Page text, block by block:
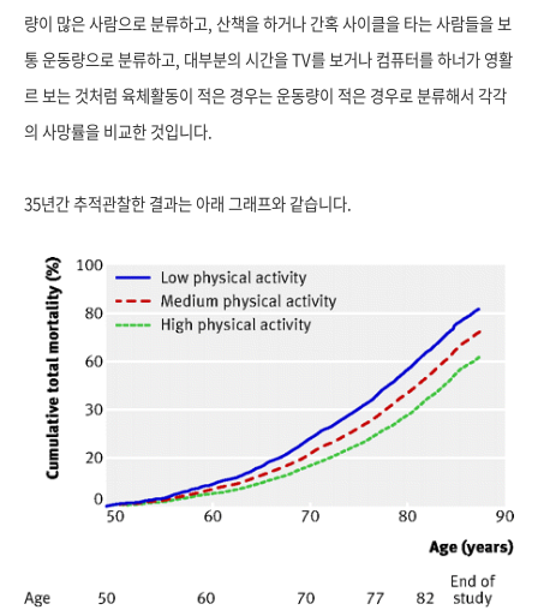
량이 많은 사람으로 분류하고, 산책을 하거나 간혹 사이클을 타는 사람들을 보
통 운동량으로 분류하고, 대부분의 시간을 TV를 보거나 컴퓨터를 하너가 영활
르 보는 것처럼 육체활동이 적은 경우는 운동량이 적은 경우로 분류해서 각각
의 사망률을 비교한 것입니다.
35년간 추적관찰한 결과는 아래 그래프와 같습니다.